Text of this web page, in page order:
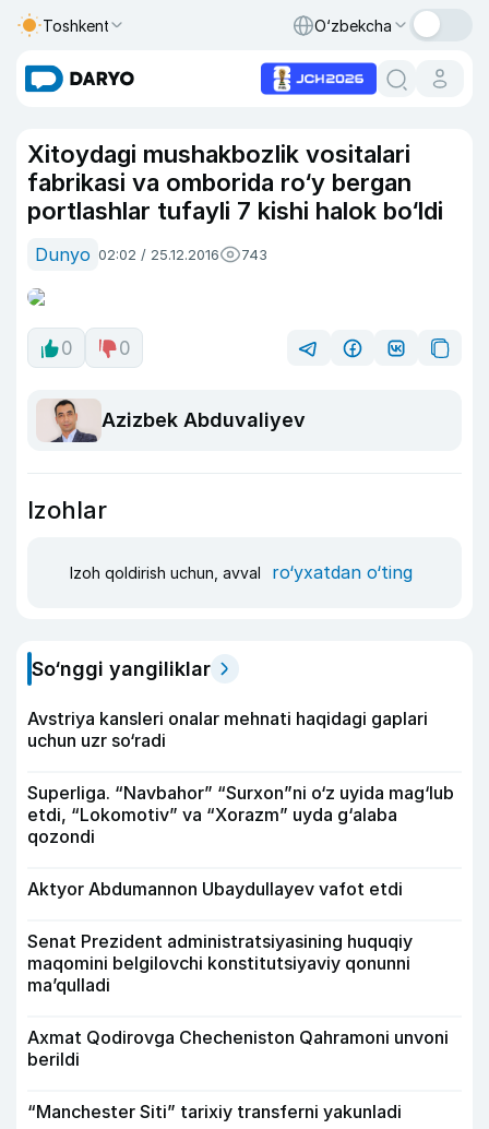
Toshkent O‘zbekcha
Xitoydagi mushakbozlik vositalari
fabrikasi va omborida ro‘y bergan
portlashlar tufayli 7 kishi halok bo‘ldi
Dunyo 02:02 / 25.12.2016 743
0 0
Azizbek Abduvaliyev
Izohlar
Izoh qoldirish uchun, avval ro‘yxatdan o‘ting
So‘nggi yangiliklar
Avstriya kansleri onalar mehnati haqidagi gaplari
uchun uzr so‘radi
Superliga. “Navbahor” “Surxon”ni o‘z uyida mag‘lub
etdi, “Lokomotiv” va “Xorazm” uyda g‘alaba
qozondi
Aktyor Abdu­mannon Ubaydullayev vafot etdi
Senat Prezident administratsiyasining huquqiy
maqomini belgilovchi konstitutsiyaviy qonunni
ma’qulladi
Axmat Qodirovga Checheniston Qahramoni unvoni
berildi
“Manchester Siti” tarixiy transferni yakunladi